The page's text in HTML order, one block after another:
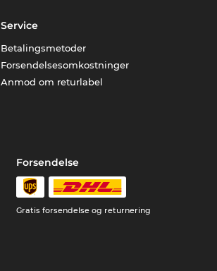
Service
Betalingsmetoder
Forsendelsesomkostninger
Anmod om returlabel
Forsendelse
Gratis forsendelse og returnering